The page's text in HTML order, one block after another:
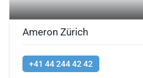
Ameron Zürich
+41 44 244 42 42